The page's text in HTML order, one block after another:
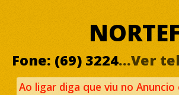
Fone: (69) 3224...Ver
Ao ligar diga que viu no Anuncio